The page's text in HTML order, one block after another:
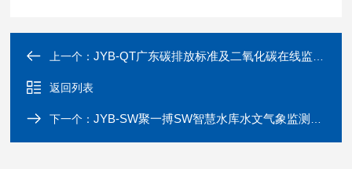
上一个：JYB-QT广东碳排放标准及二氧化碳在线监测系统
返回列表
下一个：JYB-SW聚一搏SW智慧水库水文气象监测站终端方案